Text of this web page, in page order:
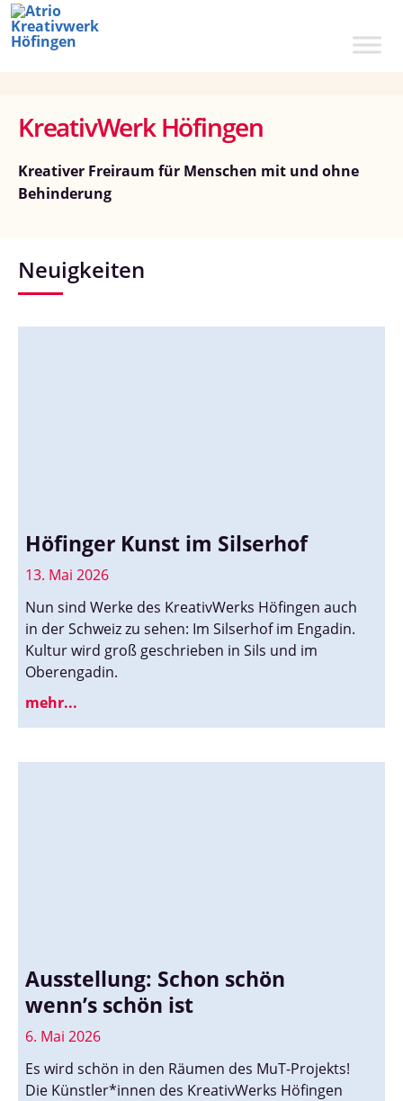
Zum
KreativWerk Höfingen
Kreativer Freiraum für Menschen mit und ohne
Behinderung
Neuigkeiten
Höfinger Kunst im Silserhof
13. Mai 2026
Nun sind Werke des KreativWerks Höfingen auch
in der Schweiz zu sehen: Im Silserhof im Engadin.
Kultur wird groß geschrieben in Sils und im
Oberengadin.
mehr...
Ausstellung: Schon schön
wenn’s schön ist
6. Mai 2026
Es wird schön in den Räumen des MuT-Projekts!
Die Künstler*innen des KreativWerks Höfingen